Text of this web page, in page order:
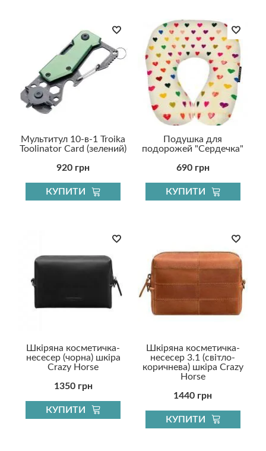
Мультитул 10-в-1 Troika
Toolinator Card (зелений)
920 грн
КУПИТИ
Подушка для
подорожей "Сердечка"
690 грн
КУПИТИ
Шкіряна косметичка-
несесер (чорна) шкіра
Crazy Horse
1350 грн
КУПИТИ
Шкіряна косметичка-
несесер 3.1 (світло-
коричнева) шкіра Crazy
Horse
1440 грн
КУПИТИ